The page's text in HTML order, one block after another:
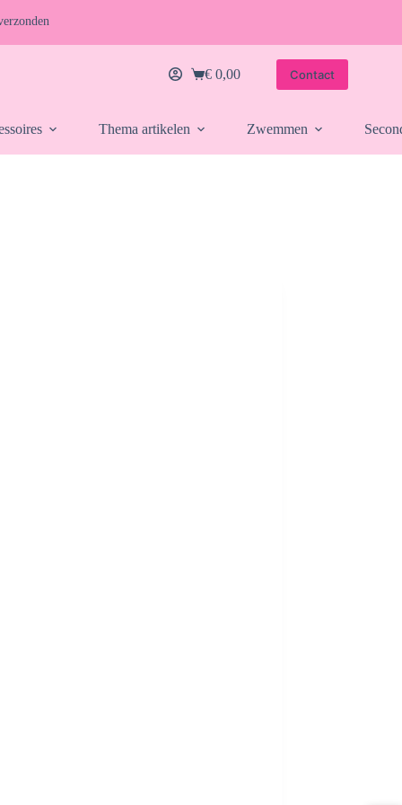
Winkelwagen
€ 0,00 Contact
Thema artikelen Zwemmen